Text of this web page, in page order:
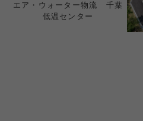
エア・ウォーター物流 千葉
低温センター